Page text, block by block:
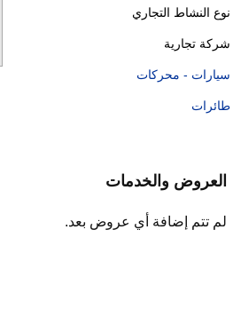
نوع النشاط التجاري
شركة تجارية
سيارات - محركات
طائرات
العروض والخدمات
لم تتم إضافة أي عروض بعد.